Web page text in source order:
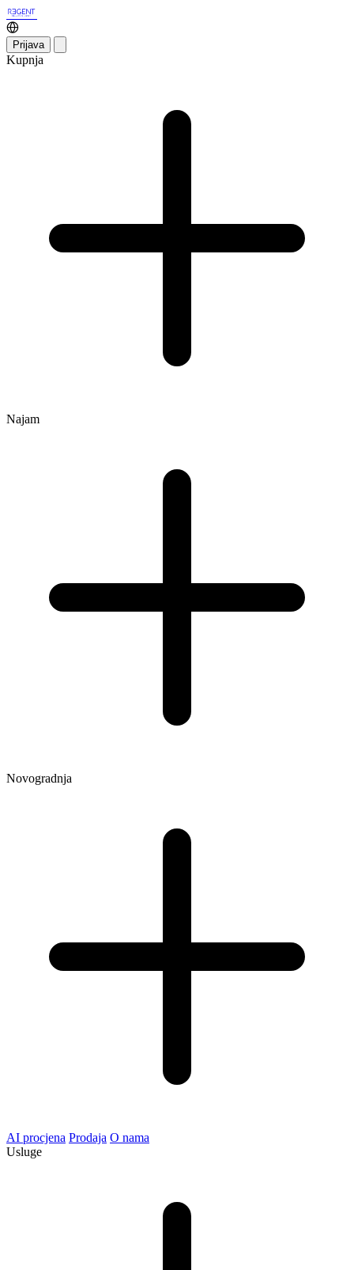
Prijava
Kupnja
Najam
Novogradnja
AI procjena Prodaja O nama
Usluge